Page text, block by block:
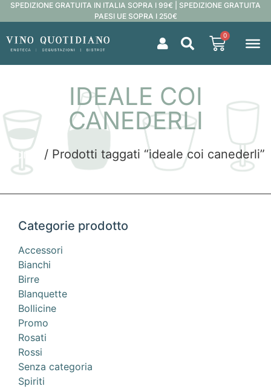
SPEDIZIONE GRATUITA IN ITALIA SOPRA I 99€ | SPEDIZIONE GRATUITA
PAESI UE SOPRA I 250€
0
IDEALE COI
CANEDERLI
Home / Prodotti taggati “ideale coi canederli”
Categorie prodotto
Accessori
Bianchi
Birre
Blanquette
Bollicine
Promo
Rosati
Rossi
Senza categoria
Spiriti